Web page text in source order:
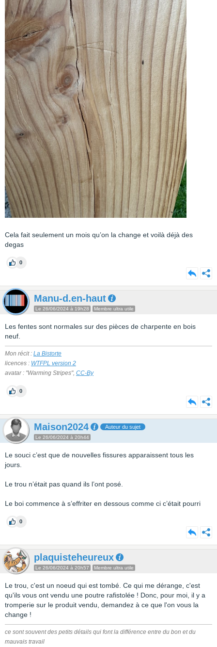
Cela fait seulement un mois qu’on la change et voilà déjà des
degas
0
Manu-d.en-haut
Le 26/06/2024 à 19h28 Membre ultra utile
Les fentes sont normales sur des pièces de charpente en bois
neuf.
Mon récit : La Bistorte
licences : WTFPL version 2
avatar : "Warming Stripes", CC-By
0
Maison2024 Auteur du sujet
Le 26/06/2024 à 20h44
Le souci c’est que de nouvelles fissures apparaissent tous les
jours.
Le trou n’était pas quand ils l’ont posé.
Le boi commence à s’effriter en dessous comme ci c’était pourri
0
plaquisteheureux
Le 26/06/2024 à 20h57 Membre ultra utile
Le trou, c'est un noeud qui est tombé. Ce qui me dérange, c'est
qu'ils vous ont vendu une poutre rafistolée ! Donc, pour moi, il y a
tromperie sur le produit vendu, demandez à ce que l'on vous la
change !
ce sont souvent des petits détails qui font la différence entre du bon et du
mauvais travail